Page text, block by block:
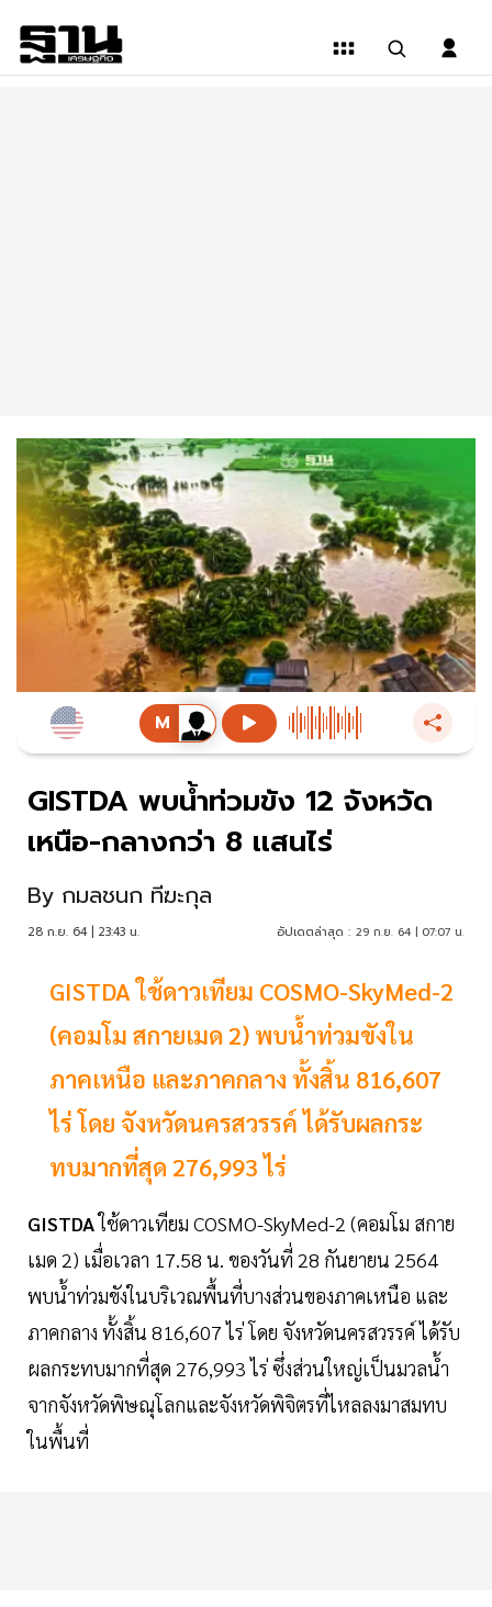
GISTDA พบน้ำท่วมขัง 12 จังหวัด
เหนือ-กลางกว่า 8 เเสนไร่
By กมลชนก ทีฆะกุล
28 ก.ย. 64 | 23:43 น. อัปเดตล่าสุด : 29 ก.ย. 64 | 07:07 น.
GISTDA ใช้ดาวเทียม COSMO-SkyMed-2
(คอมโม สกายเมด 2) พบน้ำท่วมขังใน
ภาคเหนือ และภาคกลาง ทั้งสิ้น 816,607
ไร่ โดย จังหวัดนครสวรรค์ ได้รับผลกระ
ทบมากที่สุด 276,993 ไร่
GISTDAใช้ดาวเทียม COSMO-SkyMed-2 (คอมโม สกาย
เมด 2) เมื่อเวลา 17.58 น. ของวันที่ 28 กันยายน 2564
พบน้ำท่วมขังในบริเวณพื้นที่บางส่วนของภาคเหนือ และ
ภาคกลาง ทั้งสิ้น 816,607 ไร่ โดย จังหวัดนครสวรรค์ ได้รับ
ผลกระทบมากที่สุด 276,993 ไร่ ซึ่งส่วนใหญ่เป็นมวลน้ำ
จากจังหวัดพิษณุโลกและจังหวัดพิจิตรที่ไหลลงมาสมทบ
ในพื้นที่